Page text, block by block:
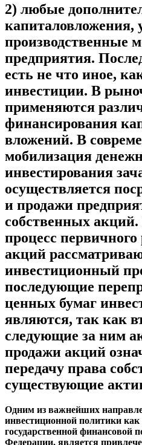
2) любые
производственные
предприятия.
есть не что иное,
инвестиции. В
применяются
финансирования
вложений. В
мобилизация
инвестирования
осуществляется
и продажи
собственных
процесс
акций
инвестиционный
последующие
ценных бумаг
являются, так как
следующие за ним
продажи акций
передачу права
существующие
Одним из важнейших
инвестиционной политики как
государственной финансовой
Федерации, является